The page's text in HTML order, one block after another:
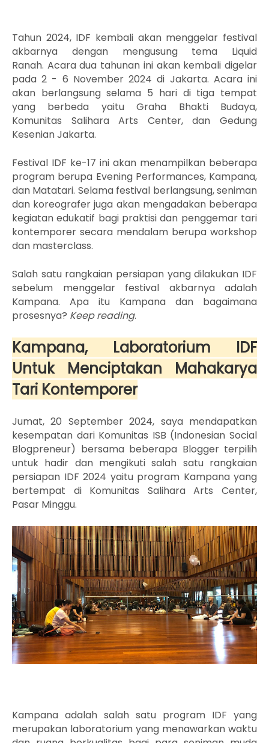
Tahun 2024, IDF kembali akan menggelar festival
akbarnya dengan mengusung tema Liquid
Ranah. Acara dua tahunan ini akan kembali digelar
pada 2 - 6 November 2024 di Jakarta. Acara ini
akan berlangsung selama 5 hari di tiga tempat
yang berbeda yaitu Graha Bhakti Budaya,
Komunitas Salihara Arts Center, dan Gedung
Kesenian Jakarta.
Festival IDF ke-17 ini akan menampilkan beberapa
program berupa Evening Performances, Kampana,
dan Matatari. Selama festival berlangsung, seniman
dan koreografer juga akan mengadakan beberapa
kegiatan edukatif bagi praktisi dan penggemar tari
kontemporer secara mendalam berupa workshop
dan masterclass.
Salah satu rangkaian persiapan yang dilakukan IDF
sebelum menggelar festival akbarnya adalah
Kampana. Apa itu Kampana dan bagaimana
prosesnya? Keep reading.
Kampana, Laboratorium IDF
Untuk Menciptakan Mahakarya
Tari Kontemporer
Jumat, 20 September 2024, saya mendapatkan
kesempatan dari Komunitas ISB (Indonesian Social
Blogpreneur) bersama beberapa Blogger terpilih
untuk hadir dan mengikuti salah satu rangkaian
persiapan IDF 2024 yaitu program Kampana yang
bertempat di Komunitas Salihara Arts Center,
Pasar Minggu.
Kampana adalah salah satu program IDF yang
merupakan laboratorium yang menawarkan waktu